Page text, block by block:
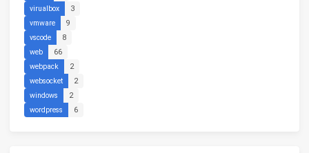
virualbox
3
vmware
9
vscode
8
web
66
webpack
2
websocket
2
windows
2
wordpress
6